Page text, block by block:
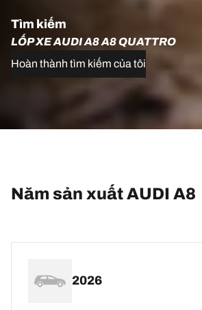
Tìm kiếm
LỐP XE AUDI A8 A8 QUATTRO
Hoàn thành tìm kiếm của tôi
Năm sản xuất AUDI A8
2026